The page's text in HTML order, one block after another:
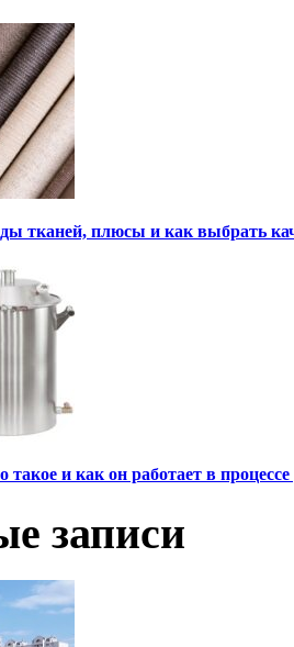
тканей, плюсы и как выбрать
такое и как он работает в
записи